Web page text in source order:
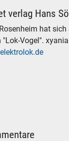
verlag Hans
hat
Vogel".